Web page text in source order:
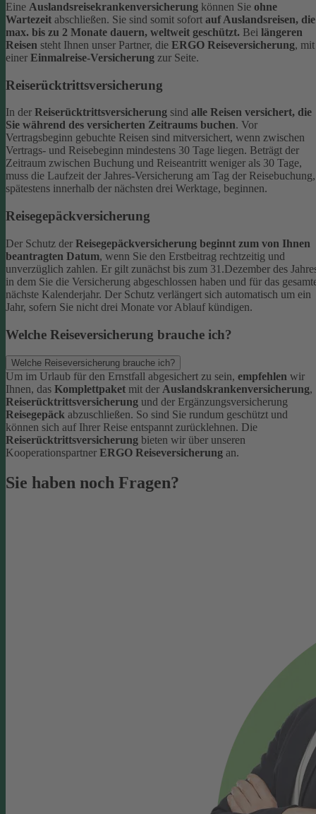
Eine Auslandsreisekrankenversicherung können Sie ohne
Wartezeit abschließen. Sie sind somit sofort auf Auslandsreisen, die
max. bis zu 2 Monate dauern, weltweit geschützt. Bei längeren
Reisen steht Ihnen unser Partner, die ERGO Reiseversicherung, mit
einer Einmalreise-Versicherung zur Seite.
Reiserücktrittsversicherung
In der Reiserücktrittsversicherung sind alle Reisen versichert, die
Sie während des versicherten Zeitraums buchen. Vor
Vertragsbeginn gebuchte Reisen sind mitversichert, wenn zwischen
Vertrags- und Reisebeginn mindestens 30 Tage liegen. Beträgt der
Zeitraum zwischen Buchung und Reiseantritt weniger als 30 Tage,
muss die Laufzeit der Jahres-Versicherung am Tag der Reisebuchung,
spätestens innerhalb der nächsten drei Werktage, beginnen.
Reisegepäckversicherung
Der Schutz der Reisegepäckversicherung beginnt zum von Ihnen
beantragten Datum, wenn Sie den Erstbeitrag rechtzeitig und
unverzüglich zahlen. Er gilt zunächst bis zum 31.Dezember des
in dem Sie die Versicherung abgeschlossen haben und für das
nächste Kalenderjahr. Der Schutz verlängert sich automatisch um ein
Jahr, sofern Sie nicht drei Monate vor Ablauf kündigen.
Welche Reiseversicherung brauche ich?
Welche Reiseversicherung brauche ich?
Um im Urlaub für den Ernstfall abgesichert zu sein, empfehlen wir
Ihnen, das Komplettpaket mit der Auslandskrankenversicherung,
Reiserücktrittsversicherung und der Ergänzungsversicherung
Reisegepäck abzuschließen. So sind Sie rundum geschützt und
können sich auf Ihrer Reise entspannt zurücklehnen. Die
Reiserücktrittsversicherung bieten wir über unseren
Kooperationspartner ERGO Reiseversicherung an.
Sie haben noch Fragen?